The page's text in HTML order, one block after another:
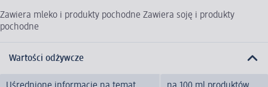
Zawiera mleko i produkty pochodne Zawiera soję i produkty
pochodne
Wartości odżywcze